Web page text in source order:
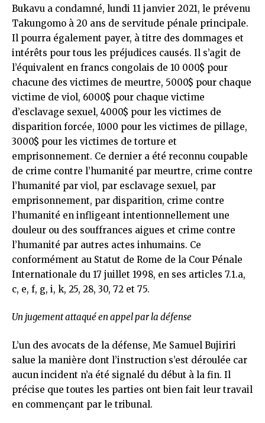
Bukavu a condamné, lundi 11 janvier 2021, le prévenu
Takungomo à 20 ans de servitude pénale principale.
Il pourra également payer, à titre des dommages et
intérêts pour tous les préjudices causés. Il s’agit de
l’équivalent en francs congolais de 10 000$ pour
chacune des victimes de meurtre, 5000$ pour chaque
victime de viol, 6000$ pour chaque victime
d’esclavage sexuel, 4000$ pour les victimes de
disparition forcée, 1000 pour les victimes de pillage,
3000$ pour les victimes de torture et
emprisonnement. Ce dernier a été reconnu coupable
de crime contre l’humanité par meurtre, crime contre
l’humanité par viol, par esclavage sexuel, par
emprisonnement, par disparition, crime contre
l’humanité en infligeant intentionnellement une
douleur ou des souffrances aigues et crime contre
l’humanité par autres actes inhumains. Ce
conformément au Statut de Rome de la Cour Pénale
Internationale du 17 juillet 1998, en ses articles 7.1.a,
c, e, f, g, i, k, 25, 28, 30, 72 et 75.
Un jugement attaqué en appel par la défense
L’un des avocats de la défense, Me Samuel Bujiriri
salue la manière dont l’instruction s’est déroulée car
aucun incident n’a été signalé du début à la fin. Il
précise que toutes les parties ont bien fait leur travail
en commençant par le tribunal.